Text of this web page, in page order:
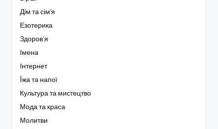
Дім та сім'я
Езотерика
Здоров’я
Імена
Інтернет
Їжа та напої
Культура та мистецтво
Мода та краса
Молитви